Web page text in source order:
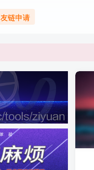
友链申请